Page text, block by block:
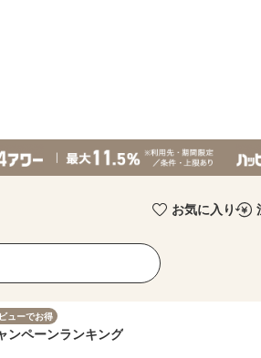
お気に入り
ューでお得
ンペーンランキング